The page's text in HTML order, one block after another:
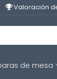
Valoración
de mesa